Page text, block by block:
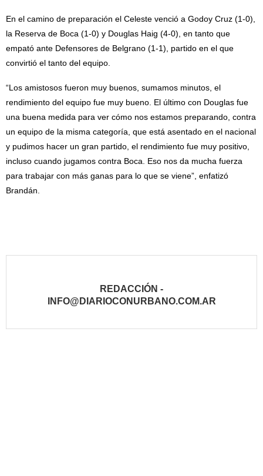
En el camino de preparación el Celeste venció a Godoy Cruz (1-0),
la Reserva de Boca (1-0) y Douglas Haig (4-0), en tanto que
empató ante Defensores de Belgrano (1-1), partido en el que
convirtió el tanto del equipo.
“Los amistosos fueron muy buenos, sumamos minutos, el
rendimiento del equipo fue muy bueno. El último con Douglas fue
una buena medida para ver cómo nos estamos preparando, contra
un equipo de la misma categoría, que está asentado en el nacional
y pudimos hacer un gran partido, el rendimiento fue muy positivo,
incluso cuando jugamos contra Boca. Eso nos da mucha fuerza
para trabajar con más ganas para lo que se viene”, enfatizó
Brandán.
REDACCIÓN -
INFO@DIARIOCONURBANO.COM.AR